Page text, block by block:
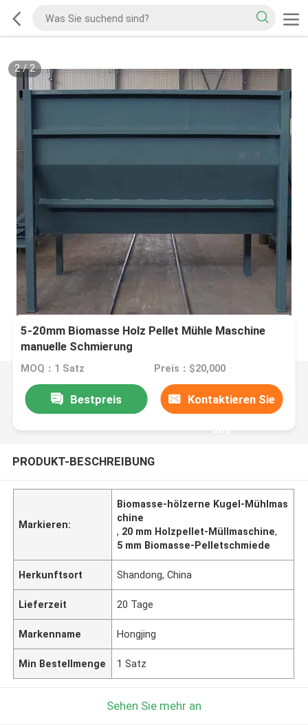
2/2
5-20mm Biomasse Holz Pellet Mühle Maschine
manuelle Schmierung
MOQ：1 Satz Preis：$20,000
Bestpreis Kontaktieren Sie
uns
PRODUKT-BESCHREIBUNG
Markieren:
Biomasse-hölzerne Kugel-Mühlmas
chine
, 20 mm Holzpellet-Müllmaschine,
5 mm Biomasse-Pelletschmiede
Herkunftsort Shandong, China
Lieferzeit 20 Tage
Markenname Hongjing
Min Bestellmenge 1 Satz
Sehen Sie mehr an